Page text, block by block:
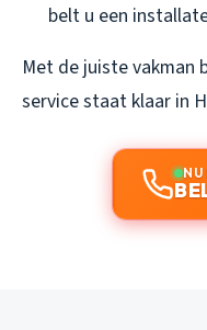
belt u een
Met de juiste vakman
service staat klaar in
NU